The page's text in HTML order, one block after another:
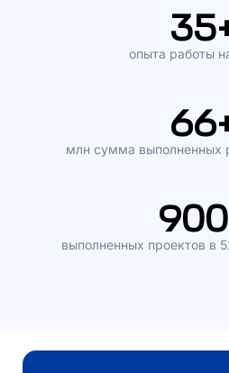
опыта работы
35
млн сумма выполненных
66
выполненных проектов в
900